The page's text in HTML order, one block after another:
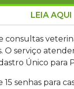
levará o
dias 25 e 29
vacinação
no
LEIA AQUI
O serviço
Único para
senhas para